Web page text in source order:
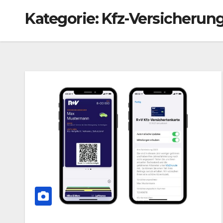
Kategorie: Kfz-